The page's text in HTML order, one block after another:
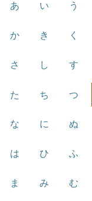
あ い う
か き く
さ し す
た ち つ
な に ぬ
は ひ ふ
ま み む